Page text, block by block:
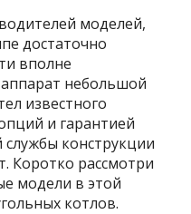
моделей,
достаточно
вполне
небольшой
известного
и гарантией
конструкции
Коротко рассмотри
модели в этой
котлов.